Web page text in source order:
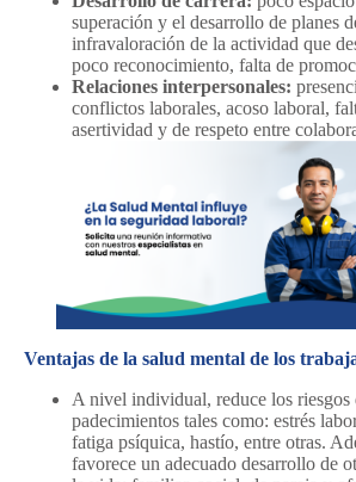
superación y el desarrollo de planes
infravaloración de la actividad que
poco reconocimiento, falta de
Relaciones interpersonales:
conflictos laborales, acoso laboral,
asertividad y de respeto entre
Ventajas de la salud mental de los
A nivel individual, reduce los riesgos
padecimientos tales como: estrés
fatiga psíquica, hastío, entre otras.
favorece un adecuado desarrollo de